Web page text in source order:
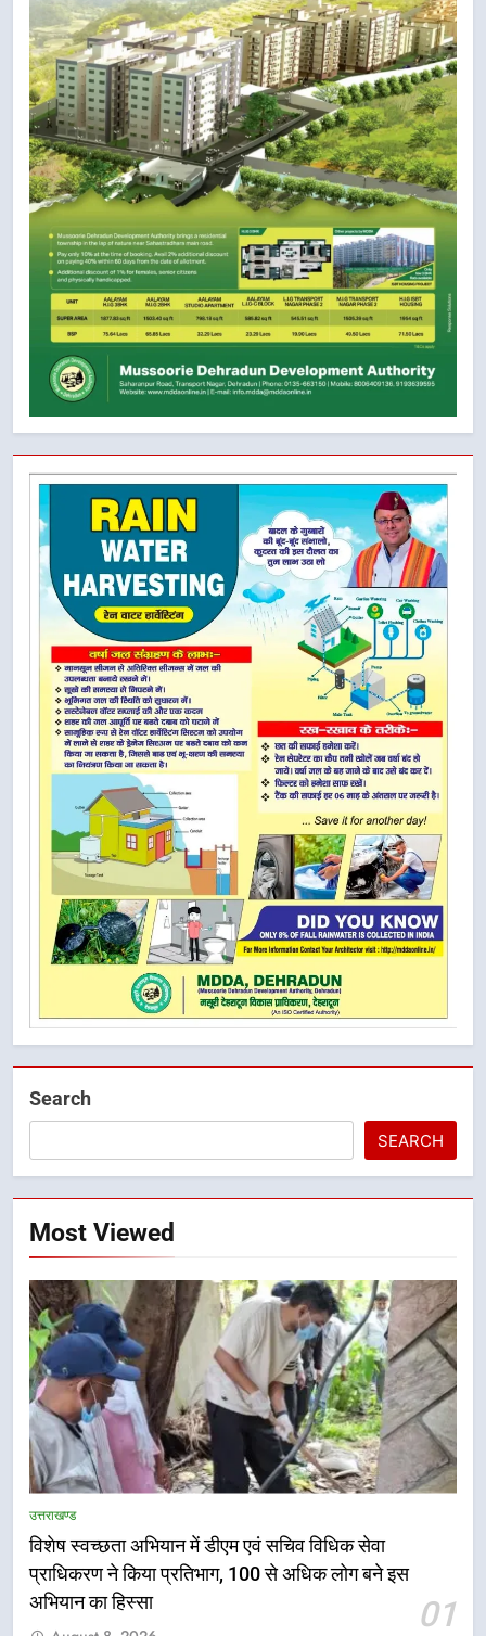
Search
SEARCH
Most Viewed
उत्तराखण्ड
विशेष स्वच्छता अभियान में डीएम एवं सचिव विधिक सेवा
प्राधिकरण ने किया प्रतिभाग, 100 से अधिक लोग बने इस
अभियान का हिस्सा
01
5
पहुंचाने की तैयारी, 9 से 17 अगस्त तक